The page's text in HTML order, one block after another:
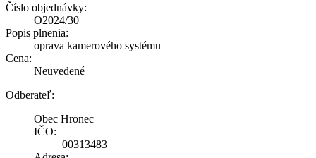
Číslo objednávky:
O2024/30
Popis plnenia:
oprava kamerového systému
Cena:
Neuvedené
Odberateľ:
Obec Hronec
IČO:
00313483